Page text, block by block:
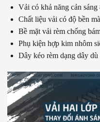
Vải có khả năng cản sáng
Chất liệu vải có độ bền
Bề mặt vải rèm chống
Phụ kiện hợp kim nhôm
Dây kéo rèm dạng dây